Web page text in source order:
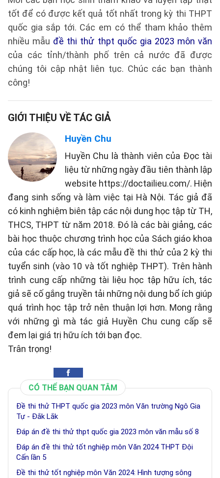
tốt để có được kết quả tốt nhất trong kỳ thi THPT
quốc gia sắp tới. Các em có thể tham khảo thêm
nhiều mẫu đề thi thử thpt quốc gia 2023 môn văn
của các tỉnh/thành phố trên cả nước đã được
chúng tôi cập nhật liên tục. Chúc các bạn thành
công!
GIỚI THIỆU VỀ TÁC GIẢ
Huyền Chu
Huyền Chu là thành viên của Đọc tài
liệu từ những ngày đầu tiên thành lập
website https://doctailieu.com/. Hiện
đang sinh sống và làm việc tại Hà Nội. Tác giả đã
có kinh nghiệm biên tập các nội dung học tập từ TH,
THCS, THPT từ năm 2018. Đó là các bài giảng, các
bài học thuộc chương trình học của Sách giáo khoa
của các cấp học, là các mẫu đề thi thử của 2 kỳ thi
tuyển sinh (vào 10 và tốt nghiệp THPT). Trên hành
trình cung cấp những tài liệu học tập hữu ích, tác
giả sẽ cố gắng truyền tải những nội dung bổ ích giúp
quá trình học tập trở nên thuận lợi hơn. Mong rằng
với những gì mà tác giả Huyền Chu cung cấp sẽ
đem lại giá trị hữu ích tới bạn đọc.
Trân trọng!
CÓ THỂ BẠN QUAN TÂM
Đề thi thử THPT quốc gia 2023 môn Văn trường Ngô Gia
Tự - Đắk Lắk
Đáp án đề thi thử thpt quốc gia 2023 môn văn mẫu số 8
Đáp án đề thi thử tốt nghiệp môn Văn 2024 THPT Đội
Cấn lần 5
Đề thi thử tốt nghiệp môn Văn 2024: Hình tượng sông